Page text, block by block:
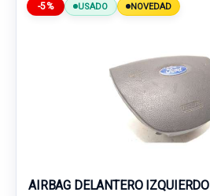
-5% USADO NOVEDAD
AIRBAG DELANTERO IZQUIERDO